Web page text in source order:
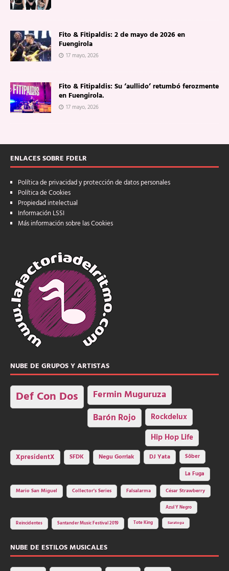
Fito & Fitipaldis: 2 de mayo de 2026 en
Fuengirola
17 mayo, 2026
Fito & Fitipaldis: Su ‘aullido’ retumbó ferozmente
en Fuengirola.
17 mayo, 2026
ENLACES SOBRE FDELR
Política de privacidad y protección de datos personales
Política de Cookies
Propiedad intelectual
Información LSSI
Más información sobre las Cookies
NUBE DE GRUPOS Y ARTISTAS
Def Con Dos Fermin Muguruza
Barón Rojo Rockdelux
Hip Hop Life
XpresidentX SFDK Negu Gorriak DJ Yata
Sôber
La Fuga
Mario San Miguel
Collector's Series Falsalarma César Strawberry
Azul Y Negro
Reincidentes Santander Music Festival 2019 Tote King Saratoga
NUBE DE ESTILOS MUSICALES